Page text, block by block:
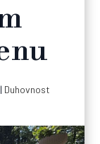
| Duhovnost